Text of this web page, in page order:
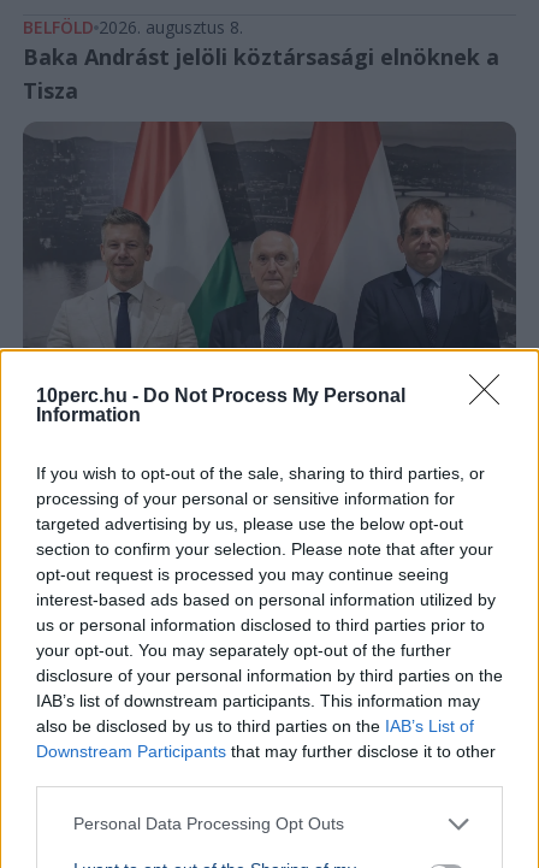
10perc.hu - Do Not Process My Personal
Information
If you wish to opt-out of the sale, sharing to third parties, or
processing of your personal or sensitive information for
targeted advertising by us, please use the below opt-out
section to confirm your selection. Please note that after your
opt-out request is processed you may continue seeing
interest-based ads based on personal information utilized by
us or personal information disclosed to third parties prior to
your opt-out. You may separately opt-out of the further
disclosure of your personal information by third parties on the
IAB’s list of downstream participants. This information may
also be disclosed by us to third parties on the IAB’s List of
Downstream Participants that may further disclose it to other
Personal Data Processing Opt Outs
BELFÖLD 2026. augusztus 8.
Baka Andrást jelöli köztársasági elnöknek a
Tisza
Köztársasági elnök Tisza Párt
A Tisza Párt frakciója Baka Andrást, a Legfelsőbb
Bíróság korábbi elnökét jelölte köztársasági elnöknek,
róla kedden szavaz a parlament.
Bővebben...
BELFÖLD 2026. augusztus 8.
Sörrel lazít Orbán Viktor Szerbiában az
energiaválság alatt